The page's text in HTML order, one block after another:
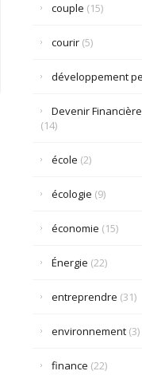
couple (15)
courir(5)
développement
Devenir
(14)
école (2)
écologie (9)
économie (15)
Énergie (22)
entreprendre (31)
environnement(3)
finance (22)